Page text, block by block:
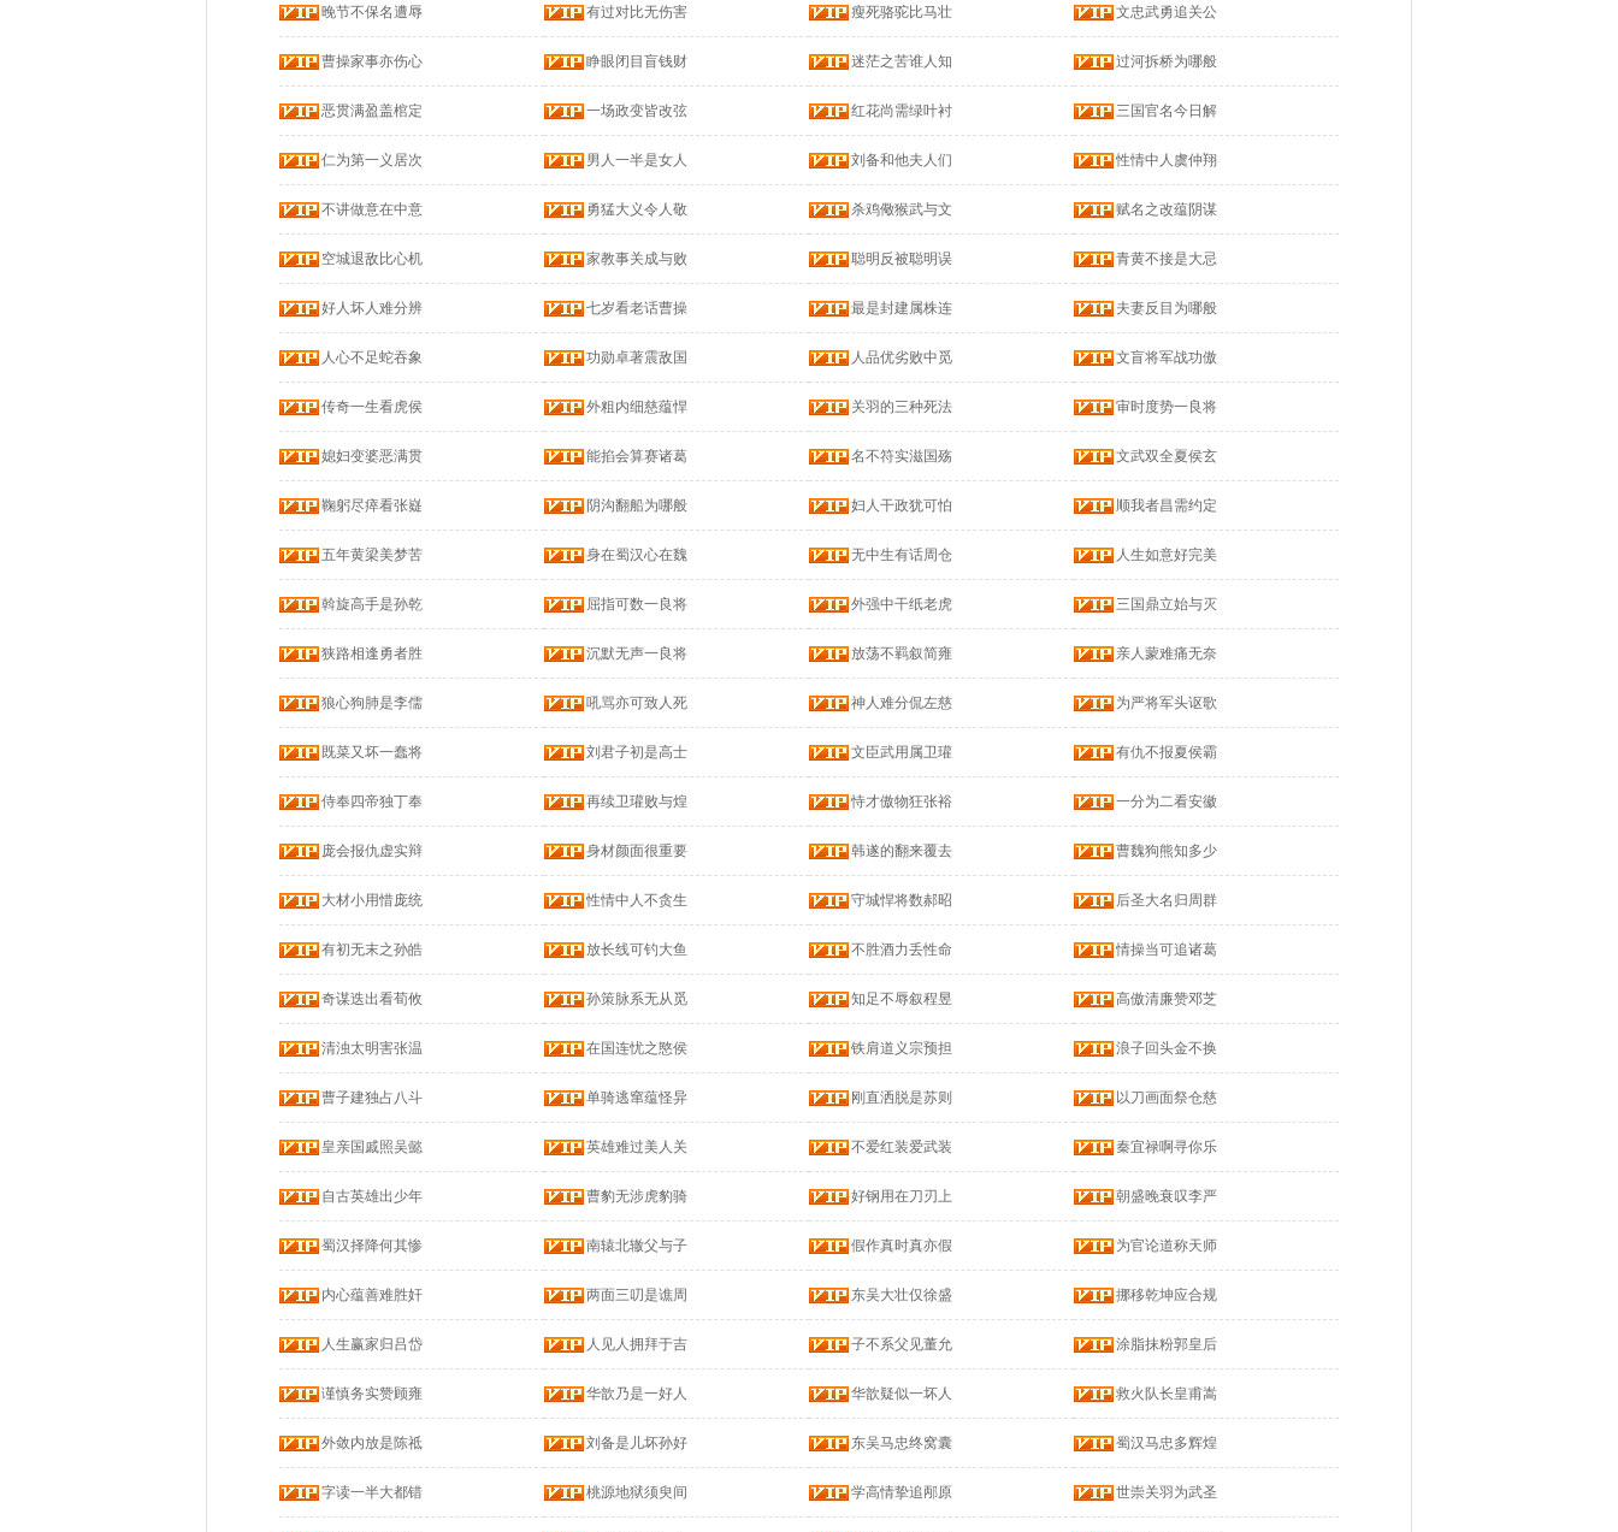
晚节不保名遭辱 有过对比无伤害 瘦死骆驼比马壮 文忠武勇追关公
曹操家事亦伤心 睁眼闭目盲钱财 迷茫之苦谁人知 过河拆桥为哪般
恶贯满盈盖棺定 一场政变皆改弦 红花尚需绿叶衬 三国官名今日解
仁为第一义居次 男人一半是女人 刘备和他夫人们 性情中人虞仲翔
不讲做意在中意 勇猛大义令人敬 杀鸡儆猴武与文 赋名之改蕴阴谋
空城退敌比心机 家教事关成与败 聪明反被聪明误 青黄不接是大忌
好人坏人难分辨 七岁看老话曹操 最是封建属株连 夫妻反目为哪般
人心不足蛇吞象 功勋卓著震敌国 人品优劣败中觅 文盲将军战功傲
传奇一生看虎侯 外粗内细慈蕴悍 关羽的三种死法 审时度势一良将
媳妇变婆恶满贯 能掐会算赛诸葛 名不符实滋国殇 文武双全夏侯玄
鞠躬尽瘁看张嶷 阴沟翻船为哪般 妇人干政犹可怕 顺我者昌需约定
五年黄梁美梦苦 身在蜀汉心在魏 无中生有话周仓 人生如意好完美
斡旋高手是孙乾 屈指可数一良将 外强中干纸老虎 三国鼎立始与灭
狭路相逢勇者胜 沉默无声一良将 放荡不羁叙简雍 亲人蒙难痛无奈
狼心狗肺是李儒 吼骂亦可致人死 神人难分侃左慈 为严将军头讴歌
既菜又坏一蠢将 刘君子初是高士 文臣武用属卫瓘 有仇不报夏侯霸
侍奉四帝独丁奉 再续卫瓘败与煌 恃才傲物狂张裕 一分为二看安徽
庞会报仇虚实辩 身材颜面很重要 韩遂的翻来覆去 曹魏狗熊知多少
大材小用惜庞统 性情中人不贪生 守城悍将数郝昭 后圣大名归周群
有初无末之孙皓 放长线可钓大鱼 不胜酒力丢性命 情操当可追诸葛
奇谋迭出看荀攸 孙策脉系无从觅 知足不辱叙程昱 高傲清廉赞邓芝
清浊太明害张温 在国连忧之愍侯 铁肩道义宗预担 浪子回头金不换
曹子建独占八斗 单骑逃窜蕴怪异 刚直洒脱是苏则 以刀画面祭仓慈
皇亲国戚照吴懿 英雄难过美人关 不爱红装爱武装 秦宜禄啊寻你乐
自古英雄出少年 曹豹无涉虎豹骑 好钢用在刀刃上 朝盛晚衰叹李严
蜀汉择降何其惨 南辕北辙父与子 假作真时真亦假 为官论道称天师
内心蕴善难胜奸 两面三叨是谯周 东吴大壮仅徐盛 挪移乾坤应合规
人生赢家归吕岱 人见人拥拜于吉 子不系父见董允 涂脂抹粉郭皇后
谨慎务实赞顾雍 华歆乃是一好人 华歆疑似一坏人 救火队长皇甫嵩
外敛内放是陈祗 刘备是儿坏孙好 东吴马忠终窝囊 蜀汉马忠多辉煌
字读一半大都错 桃源地狱须臾间 学高情挚追邴原 世崇关羽为武圣